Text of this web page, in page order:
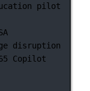
pilot
disruption
Copilot